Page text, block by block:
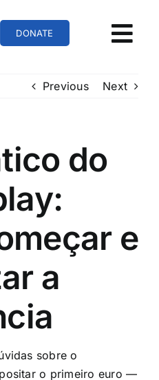
DONATE
Previous Next
do
e
a
sobre o
o primeiro euro —